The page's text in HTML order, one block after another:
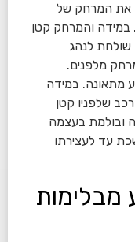
את המרחק של
במידה והמרחק קטן
לנהג
מלפנים.
מתאונה. במידה
שלפניו קטן
ובולמת בעצמה
עד לעצירתו
מבלימות